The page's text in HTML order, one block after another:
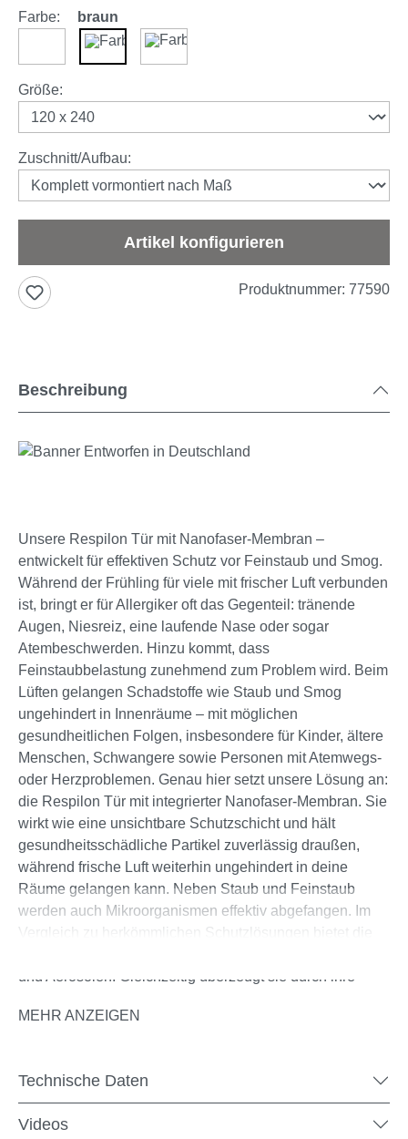
Farbe: braun
Größeauswählen
:
Zuschnitt/Aufbauauswählen
:
Artikel konfigurieren
Produktnummer: 77590
Beschreibung
Unsere Respilon Tür mit Nanofaser-Membran –
entwickelt für effektiven Schutz vor Feinstaub und Smog.
Während der Frühling für viele mit frischer Luft verbunden
ist, bringt er für Allergiker oft das Gegenteil: tränende
Augen, Niesreiz, eine laufende Nase oder sogar
Atembeschwerden. Hinzu kommt, dass
Feinstaubbelastung zunehmend zum Problem wird. Beim
Lüften gelangen Schadstoffe wie Staub und Smog
ungehindert in Innenräume – mit möglichen
gesundheitlichen Folgen, insbesondere für Kinder, ältere
Menschen, Schwangere sowie Personen mit Atemwegs-
oder Herzproblemen. Genau hier setzt unsere Lösung an:
die Respilon Tür mit integrierter Nanofaser-Membran. Sie
wirkt wie eine unsichtbare Schutzschicht und hält
gesundheitsschädliche Partikel zuverlässig draußen,
während frische Luft weiterhin ungehindert in deine
Räume gelangen kann. Neben Staub und Feinstaub
werden auch Mikroorganismen effektiv abgefangen. Im
Vergleich zu herkömmlichen Schutzlösungen bietet die
und Aerosolen. Gleichzeitig überzeugt sie durch ihre
im Alltag.
MEHR ANZEIGEN
Technische Daten
Videos